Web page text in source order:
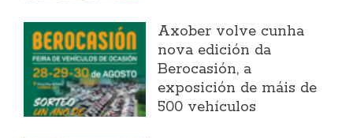
Axober volve cunha
nova edición da
Berocasión, a
exposición de máis de
500 vehículos